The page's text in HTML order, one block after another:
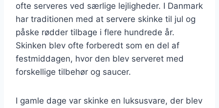
ofte serveres ved særlige lejligheder. I Danmark
har traditionen med at servere skinke til jul og
påske rødder tilbage i flere hundrede år.
Skinken blev ofte forberedt som en del af
festmiddagen, hvor den blev serveret med
forskellige tilbehør og saucer.
I gamle dage var skinke en luksusvare, der blev